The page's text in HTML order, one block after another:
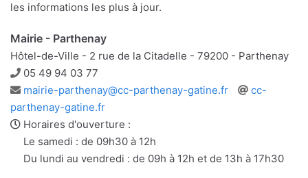
les informations les plus à jour.
Mairie - Parthenay
Hôtel-de-Ville - 2 rue de la Citadelle - 79200 - Parthenay
Téléphone
05 49 94 03 77
Adresse
e-
mail
mairie-parthenay@cc-parthenay-gatine.fr
Site
cc-
parthenay-gatine.fr
Horaires d'ouverture :
Le samedi : de 09h30 à 12h
Du lundi au vendredi : de 09h à 12h et de 13h à 17h30